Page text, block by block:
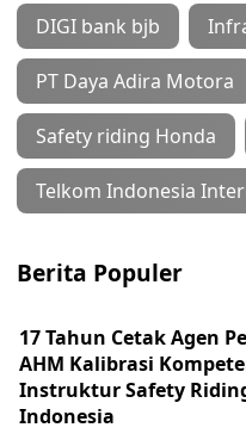
DIGI bank bjb
PT Daya Adira Motora
Safety riding Honda
Telkom Indonesia
Berita Populer
17 Tahun Cetak Agen
AHM Kalibrasi
Instruktur Safety
Indonesia